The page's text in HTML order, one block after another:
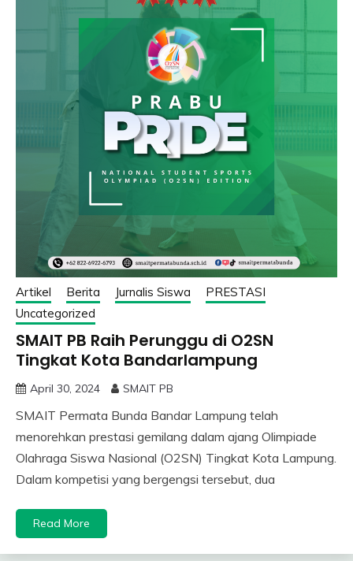
Artikel Berita Jurnalis Siswa
PRESTASI
Uncategorized
SMAIT PB Raih Perunggu di O2SN
Tingkat Kota Bandarlampung
April 30, 2024 SMAIT PB
SMAIT Permata Bunda Bandar Lampung telah
menorehkan prestasi gemilang dalam ajang Olimpiade
Olahraga Siswa Nasional (O2SN) Tingkat Kota Lampung.
Dalam kompetisi yang bergengsi tersebut, dua
Read More